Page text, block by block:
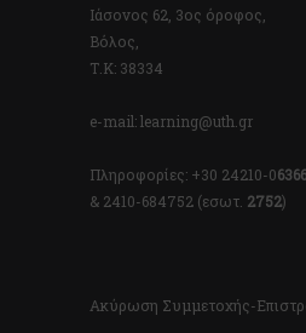
Ιάσονος 62, 3ος όροφος,
Βόλος,
Τ.Κ: 38334
e-mail: learning@uth.gr
Πληροφορίες: +30 24210-0
& 2410-684752 (εσωτ. 2752)
Ακύρωση Συμμετοχής-